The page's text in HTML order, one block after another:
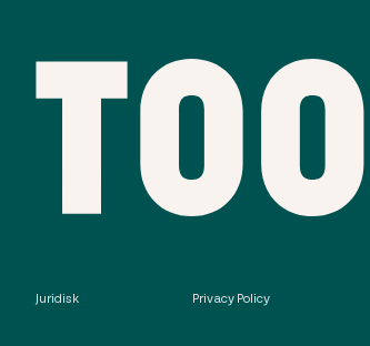
Juridisk Privacy Policy